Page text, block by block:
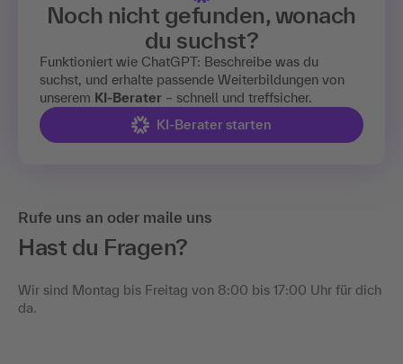
Noch nicht gefunden, wonach
du suchst?
Funktioniert wie ChatGPT: Beschreibe was du
suchst, und erhalte passende Weiterbildungen von
unserem KI-Berater – schnell und treffsicher.
KI-Berater starten
Rufe uns an oder maile uns
Hast du Fragen?
Wir sind Montag bis Freitag von 8:00 bis 17:00 Uhr für dich
da.